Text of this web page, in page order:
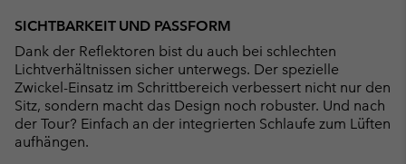
SICHTBARKEIT UND PASSFORM
Dank der Reflektoren bist du auch bei schlechten
Lichtverhältnissen sicher unterwegs. Der spezielle
Zwickel-Einsatz im Schrittbereich verbessert nicht nur den
Sitz, sondern macht das Design noch robuster. Und nach
der Tour? Einfach an der integrierten Schlaufe zum Lüften
aufhängen.